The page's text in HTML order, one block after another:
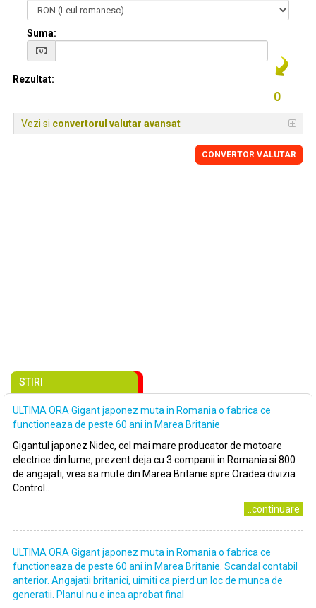
Suma:
Rezultat:
Vezi si convertorul valutar avansat
CONVERTOR VALUTAR
STIRI
ULTIMA ORA Gigant japonez muta in Romania o fabrica ce
functioneaza de peste 60 ani in Marea Britanie
Gigantul japonez Nidec, cel mai mare producator de motoare
electrice din lume, prezent deja cu 3 companii in Romania si 800
de angajati, vrea sa mute din Marea Britanie spre Oradea divizia
Control..
..continuare
ULTIMA ORA Gigant japonez muta in Romania o fabrica ce
functioneaza de peste 60 ani in Marea Britanie. Scandal contabil
anterior. Angajatii britanici, uimiti ca pierd un loc de munca de
generatii. Planul nu e inca aprobat final